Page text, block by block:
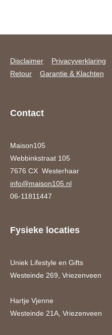
Disclaimer Privacyverklaring
Retour
Garantie & Klachten
Contact
Maison105
Webbinkstraat 105
7676 CX Westerhaar
info@maison105.nl
06-11811447
Fysieke locaties
Uniek Lifestyle en Gifts
Westeinde 269, Vriezenveen
Hartje Vjenne
Westeinde 21A, Vriezenveen